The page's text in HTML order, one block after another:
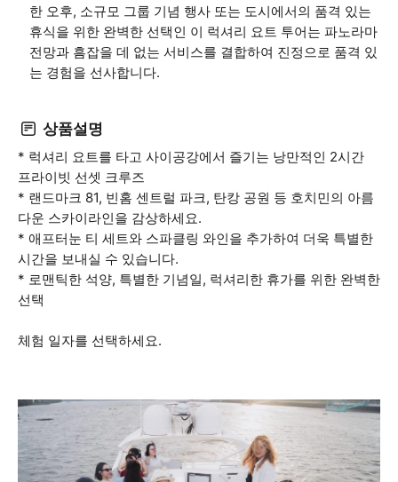
한 오후, 소규모 그룹 기념 행사 또는 도시에서의 품격 있는
휴식을 위한 완벽한 선택인 이 럭셔리 요트 투어는 파노라마
전망과 흠잡을 데 없는 서비스를 결합하여 진정으로 품격 있
는 경험을 선사합니다.
상품설명
* 럭셔리 요트를 타고 사이공강에서 즐기는 낭만적인 2시간
프라이빗 선셋 크루즈
* 랜드마크 81, 빈홈 센트럴 파크, 탄캉 공원 등 호치민의 아름
다운 스카이라인을 감상하세요.
* 애프터눈 티 세트와 스파클링 와인을 추가하여 더욱 특별한
시간을 보내실 수 있습니다.
* 로맨틱한 석양, 특별한 기념일, 럭셔리한 휴가를 위한 완벽한
선택
체험 일자를 선택하세요.